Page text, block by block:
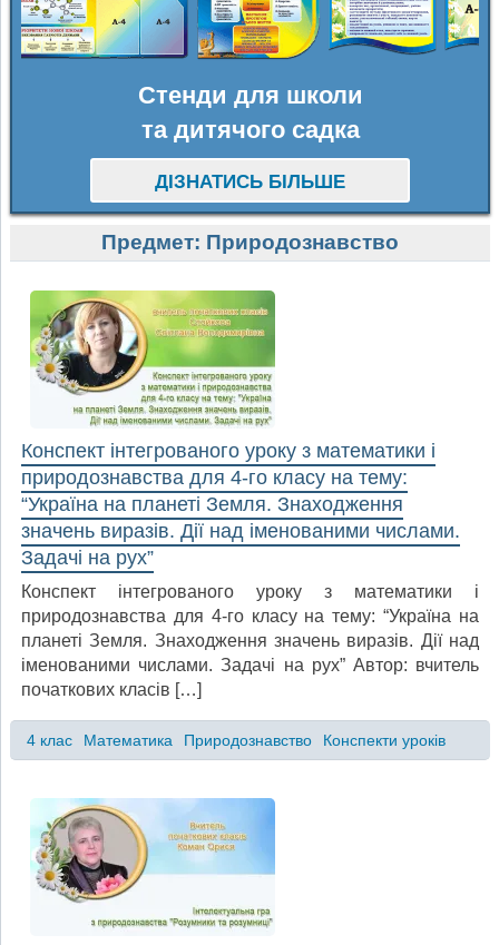
Стенди для школи
та дитячого садка
ДІЗНАТИСЬ БІЛЬШЕ
Предмет: Природознавство
Конспект інтегрованого уроку з математики і
природознавства для 4-го класу на тему:
“Україна на планеті Земля. Знаходження
значень виразів. Дії над іменованими числами.
Задачі на рух”
Конспект інтегрованого уроку з математики і
природознавства для 4-го класу на тему: “Україна на
планеті Земля. Знаходження значень виразів. Дії над
іменованими числами. Задачі на рух” Автор: вчитель
початкових класів […]
4 клас Математика Природознавство Конспекти уроків